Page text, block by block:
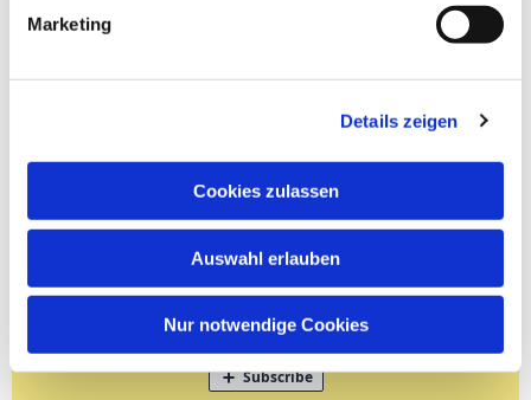
Marketing
Details zeigen
Cookies zulassen
Auswahl erlauben
Nur notwendige Cookies